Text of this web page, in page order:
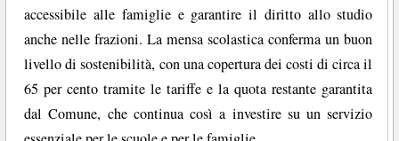
accessibile alle famiglie e garantire il diritto allo studio
anche nelle frazioni. La mensa scolastica conferma un buon
livello di sostenibilità, con una copertura dei costi di circa il
65 per cento tramite le tariffe e la quota restante garantita
dal Comune, che continua così a investire su un servizio